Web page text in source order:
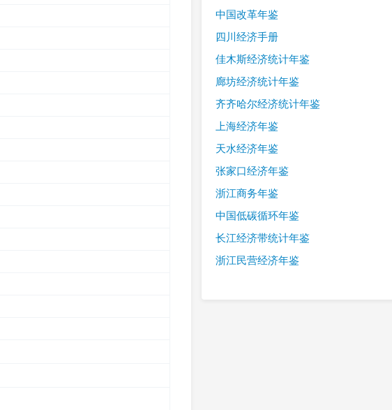
中国改革年鉴
四川经济手册
佳木斯经济统计年鉴
廊坊经济统计年鉴
齐齐哈尔经济统计年鉴
上海经济年鉴
天水经济年鉴
张家口经济年鉴
浙江商务年鉴
中国低碳循环年鉴
长江经济带统计年鉴
浙江民营经济年鉴